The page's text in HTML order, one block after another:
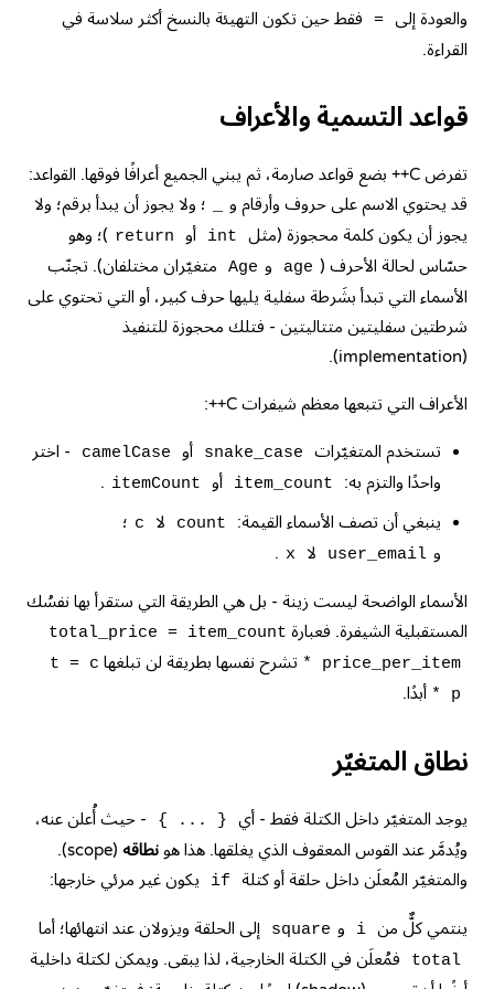
والعودة إلى =
فقط حين تكون التهيئة بالنسخ أكثر سلاسة في
القراءة.
قواعد التسمية والأعراف
تفرض C++ بضع قواعد صارمة، ثم يبني الجميع أعرافًا فوقها. القواعد:
قد يحتوي الاسم على حروف وأرقام و
؛ ولا يجوز أن يبدأ برقم؛ ولا
يجوز أن يكون كلمة محجوزة (مثل
int أو return )؛ وهو
حسّاس لحالة الأحرف ( age و Age
متغيّران مختلفان). تجنّب
الأسماء التي تبدأ بشَرطة سفلية يليها حرف كبير، أو التي تحتوي على
شرطتين سفليتين متتاليتين - فتلك محجوزة للتنفيذ
(implementation).
الأعراف التي تتبعها معظم شيفرات C++:
تستخدم المتغيّرات snake_case أو camelCase
- اختر
واحدًا والتزم به:
item_count أو itemCount
.
ينبغي أن تصف الأسماء القيمة:
count لا c ؛
و user_email لا x
.
الأسماء الواضحة ليست زينة - بل هي الطريقة التي ستقرأ بها نفسُك
المستقبلية الشيفرة. فعبارة total_price = item_count
* price_per_item تشرح نفسها بطريقة لن تبلغها t = c
* p أبدًا.
نطاق المتغيّر
يوجد المتغيّر داخل الكتلة فقط - أي { ... }
- حيث أُعلن عنه،
ويُدمَّر عند القوس المعقوف الذي يغلقها. هذا هو نطاقه
(scope).
والمتغيّر المُعلَن داخل حلقة أو كتلة
if يكون غير مرئي خارجها:
ينتمي كلٌّ من i و square إلى الحلقة ويزولان عند انتهائها؛ أما
total
فمُعلَن في الكتلة الخارجية، لذا يبقى. ويمكن لكتلة داخلية